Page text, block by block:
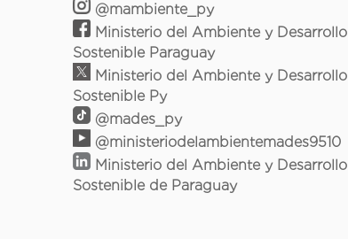
@mambiente_py
Ministerio del Ambiente y Desarrollo
Sostenible Paraguay
Ministerio del Ambiente y Desarrollo
Sostenible Py
@mades_py
@ministeriodelambientemades9510
Ministerio del Ambiente y Desarrollo
Sostenible de Paraguay